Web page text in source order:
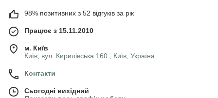
98% позитивних з 52 відгуків за рік
Працює з 15.11.2010
м. Київ
Київ, вул. Кирилівська 160 , Київ, Україна
Контакти
Сьогодні вихідний